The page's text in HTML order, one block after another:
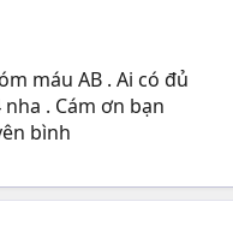
máu AB . Ai có đủ
. Cám ơn bạn
bình